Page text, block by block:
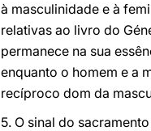
à masculinidade e à
relativas ao livro do
permanece na sua
enquanto o homem e a
recíproco dom da
5. O sinal do